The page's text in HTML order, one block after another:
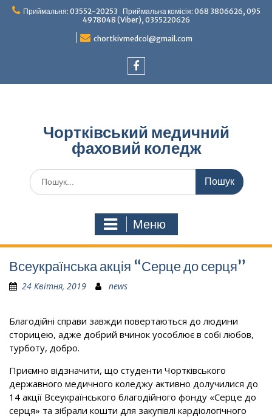
ПерейтиПриймальня: 03552-20253 Приймальна комісія: 068 3806626, 095
4978048 (Viber), 0355220626
chortkivmedcol@gmail.com
Чортківський медичний
фаховий коледж
Шукати:
Меню
Всеукраїнська акція “Серце до серця”
24 Квітня, 2019 news
Благодійні справи завжди повертаються до людини
сторицею, адже добрий вчинок уособлює в собі любов,
турботу, добро.
Приємно відзначити, що студенти Чортківського
державного медичного коледжу активно долучилися до
14 акції Всеукраїнського благодійного фонду «Серце до
серця» та зібрали кошти для закупівлі кардіологічного